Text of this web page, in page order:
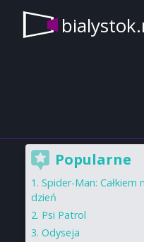
Popularne
Spider-Man: Całkiem
dzień
Psi Patrol
Odyseja